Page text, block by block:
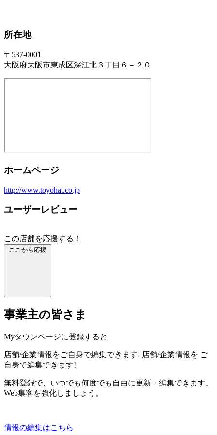
所在地
〒537-0001
大阪府大阪市東成区深江北３丁目６－２０
ホームページ
http://www.toyohat.co.jp
ユーザーレビュー
この店舗を応援する！
ここから応援
事業主の皆さま
Myタウンページに登録すると
店舗/企業情報をご自身で編集できます! 店舗/企業情報を ご
自身で編集できます!
無料登録で、いつでも何度でも自由に更新・編集できます。
Web集客を強化しましょう。
情報の編集はこちら